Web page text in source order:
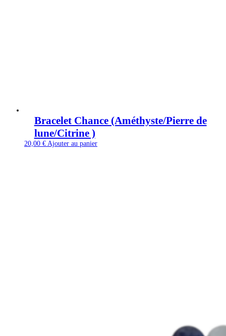
Bracelet Chance (Améthyste/Pierre de
lune/Citrine )
20,00 € Ajouter au panier